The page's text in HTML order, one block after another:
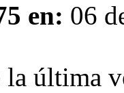
en: 06
última